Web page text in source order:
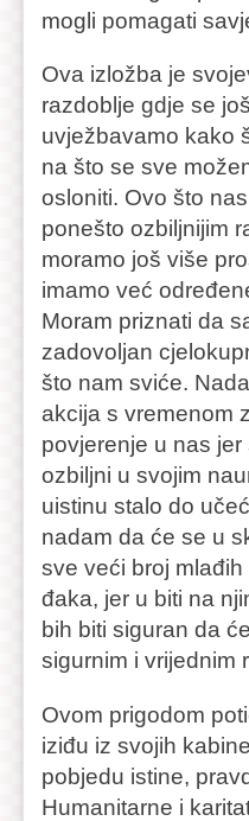
mogli pomagati
Ova izložba je
razdoblje gdje se
uvježbavamo kako
na što se sve
osloniti. Ovo što
ponešto ozbiljnijim
moramo još više
imamo već
Moram priznati da
zadovoljan
što nam sviće.
akcija s vremenom
povjerenje u nas
ozbiljni u svojim
uistinu stalo do
nadam da će se u
sve veći broj
đaka, jer u biti na
bih biti siguran da
sigurnim i vrijednim
Ovom prigodom
iziđu iz svojih
pobjedu istine,
Humanitarne i